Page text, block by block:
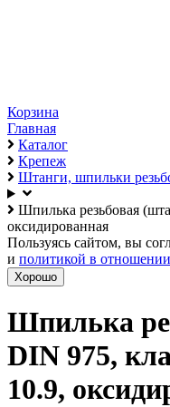
Корзина
Главная
Каталог
Крепеж
Штанги, шпильки
Шпилька резьбовая
оксидированная
Пользуясь сайтом, вы
и политикой в
Хорошо
Шпилька
DIN 975,
10.9,